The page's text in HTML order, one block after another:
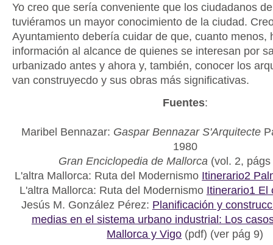
Yo creo que sería conveniente que los ciudadanos
tuviéramos un mayor conocimiento de la ciudad.
Ayuntamiento debería cuidar de que, cuanto menos,
información al alcance de quienes se interesan por
urbanizado antes y ahora y, también, conocer los
van construyecdo y sus obras más significativas.
Fuentes:
Maribel Bennazar: Gaspar Bennazar S'Arquitecte
1980
Gran Enciclopedia de Mallorca (vol. 2,
L'altra Mallorca: Ruta del Modernismo Itinerario2
L'altra Mallorca: Ruta del Modernismo Itinerario1 El
Jesús M. González Pérez: Planificación y
medias en el sistema urbano industrial: Los
Mallorca y Vigo (pdf) (ver pág 9)